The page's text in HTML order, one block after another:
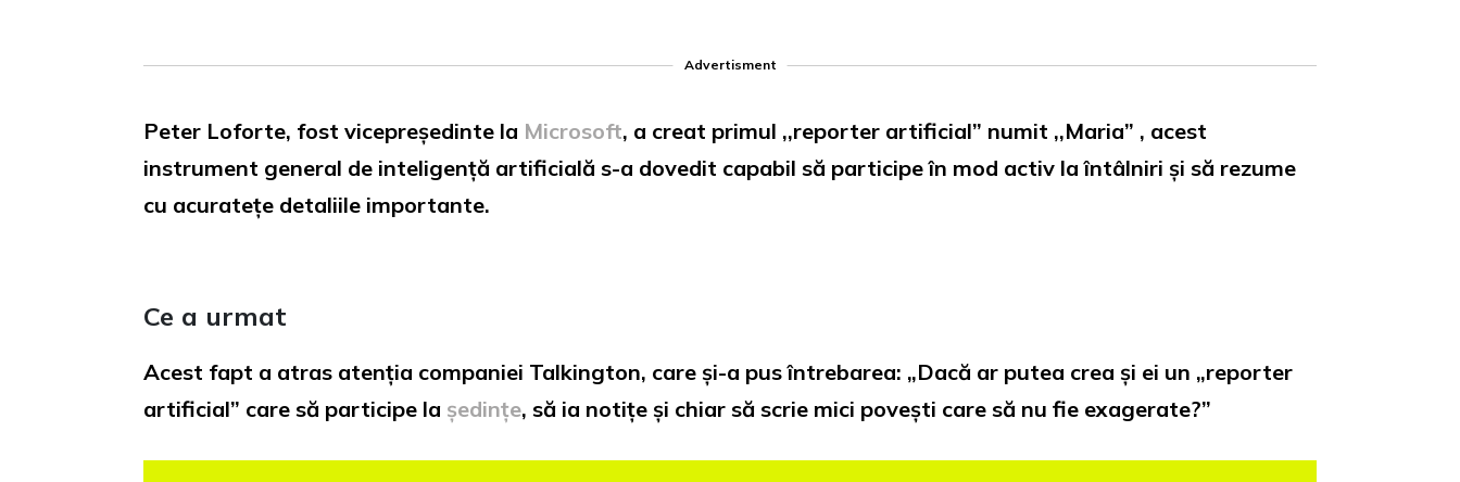
Advertisment
Peter Loforte, fost vicepreședinte la Microsoft, a creat primul ,,reporter artificial” numit ,,Maria” , acest
instrument general de inteligență artificială s-a dovedit capabil să participe în mod activ la întâlniri și să rezume
cu acuratețe detaliile importante.
Ce a urmat
Acest fapt a atras atenția companiei Talkington, care și-a pus întrebarea: „Dacă ar putea crea și ei un „reporter
artificial” care să participe la ședințe, să ia notițe și chiar să scrie mici povești care să nu fie exagerate?”